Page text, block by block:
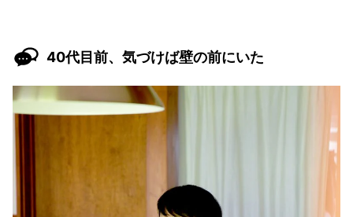
40代目前、気づけば壁の前にいた